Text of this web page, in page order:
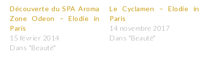
p
o
u
r
p
a
r
t
p
o
u
a
r
t
Découverte du SPA Aroma
Zone Odeon – Elodie in
Paris
15 février 2014
Dans "Beauté"
Le Cyclamen – Elodie in
Paris
14 novembre 2017
Dans "Beauté"